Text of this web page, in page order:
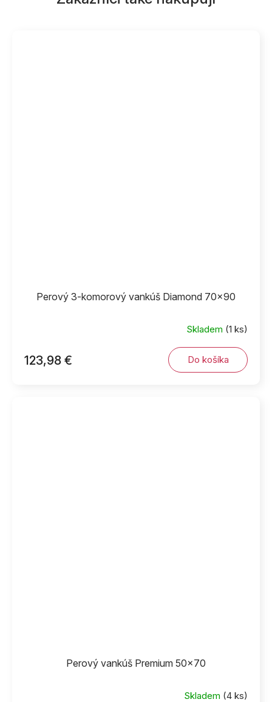
Perový 3-komorový vankúš Diamond 70x90
Skladem (1 ks)
123,98 € Do košíka
Perový vankúš Premium 50x70
Skladem (4 ks)